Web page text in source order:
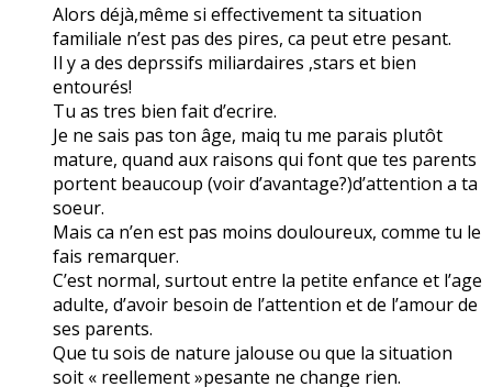
Alors déjà,même si effectivement ta situation
familiale n’est pas des pires, ca peut etre pesant.
Il y a des deprssifs miliardaires ,stars et bien
entourés!
Tu as tres bien fait d’ecrire.
Je ne sais pas ton âge, maiq tu me parais plutôt
mature, quand aux raisons qui font que tes parents
portent beaucoup (voir d’avantage?)d’attention a ta
soeur.
Mais ca n’en est pas moins douloureux, comme tu le
fais remarquer.
C’est normal, surtout entre la petite enfance et l’age
adulte, d’avoir besoin de l’attention et de l’amour de
ses parents.
Que tu sois de nature jalouse ou que la situation
soit « reellement »pesante ne change rien.